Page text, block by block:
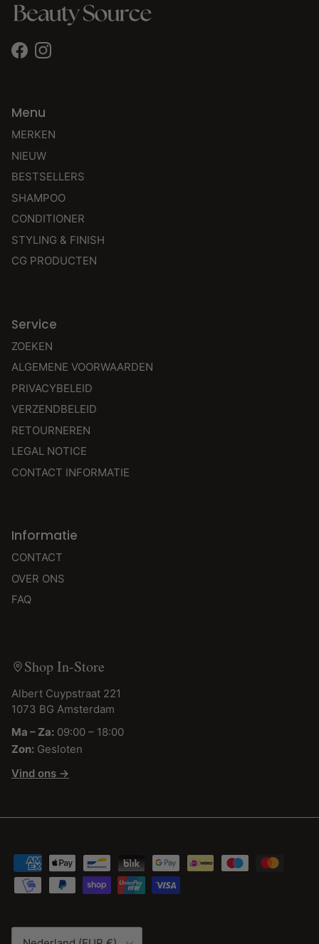
FacebookInstagram
Menu
MERKEN
NIEUW
BESTSELLERS
SHAMPOO
CONDITIONER
STYLING & FINISH
CG PRODUCTEN
Service
ZOEKEN
ALGEMENE VOORWAARDEN
PRIVACYBELEID
VERZENDBELEID
RETOURNEREN
LEGAL NOTICE
CONTACT INFORMATIE
Informatie
CONTACT
OVER ONS
FAQ
Shop In-Store
Albert Cuypstraat 221
1073 BG Amsterdam
Ma – Za: 09:00 – 18:00
Zon: Gesloten
Vind ons →
Land/Regio